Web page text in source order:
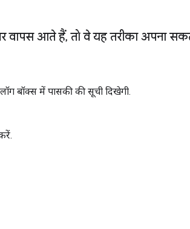
वापस आते हैं, तो वे यह तरीका अपना
बॉक्स में पासकी की सूची दिखेगी.